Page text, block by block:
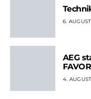
6.
AEG
4.